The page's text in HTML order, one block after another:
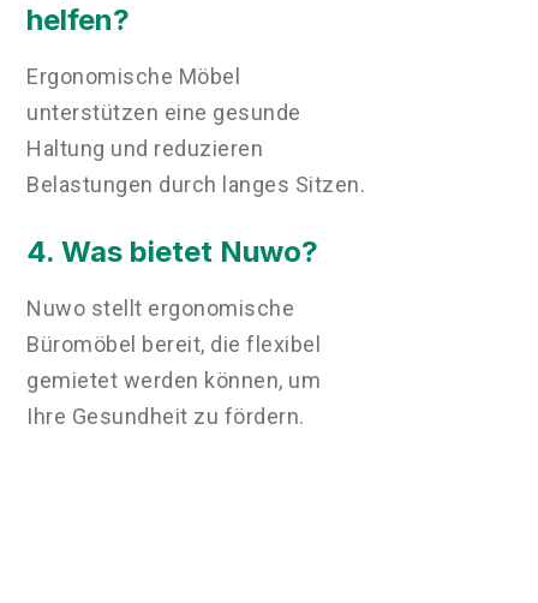
helfen?
Ergonomische Möbel
unterstützen eine gesunde
Haltung und reduzieren
Belastungen durch langes Sitzen.
4. Was bietet Nuwo?
Nuwo stellt ergonomische
Büromöbel bereit, die flexibel
gemietet werden können, um
Ihre Gesundheit zu fördern.